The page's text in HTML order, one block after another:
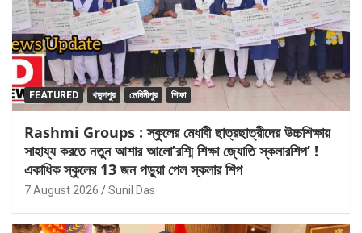
FEATURED খড়্গপুর মেদিনীপুর শিক্ষা
Rashmi Groups : স্কুলের মেধাবী ছাত্রছাত্রীদের উচ্চশিক্ষায়
সাহায্য করতে নতুন আশার আলো’রশ্মি শিক্ষা জ্যোতি স্কলারশিপ’ !
একাধিক স্কুলের 13 জন পড়ুয়া পেল স্কলার শিপ
7 August 2026 Sunil Das